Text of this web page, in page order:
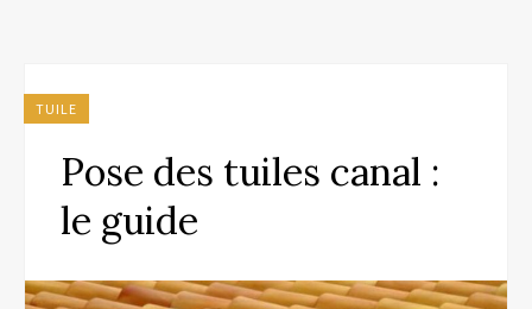
TUILE
Pose des tuiles canal :
le guide